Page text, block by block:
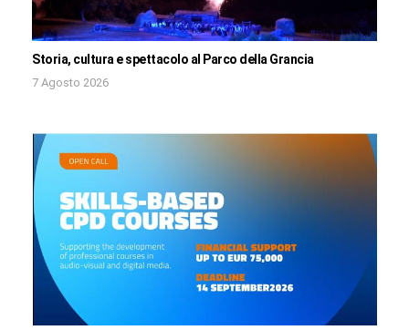
Storia, cultura e spettacolo al Parco della Grancia
7 Agosto 2026